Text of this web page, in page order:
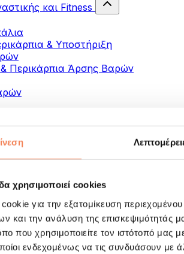
χρησιμοποιεί cookies
για την εξατομίκευση
και την ανάλυση της επισκεψιμότητάς
που χρησιμοποιείτε τον ιστότοπό μας
ενδεχομένως να τις συνδυάσουν με
και Fitness
& Υποστήριξη
Περικάρπια Άρσης Βαρών
& Εξοπλισμός Μασάζ
πλάτης
& αξεσουάρ
τη δραστηριότητα